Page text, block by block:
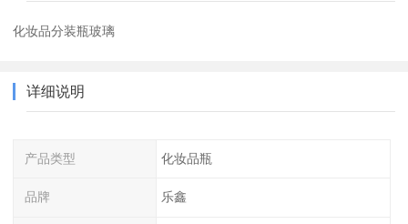
化妆品分装瓶玻璃
详细说明
产品类型 化妆品瓶
品牌 乐鑫